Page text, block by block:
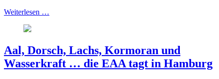
Weiterlesen …
Aal, Dorsch, Lachs, Kormoran und
Wasserkraft … die EAA tagt in Hamburg